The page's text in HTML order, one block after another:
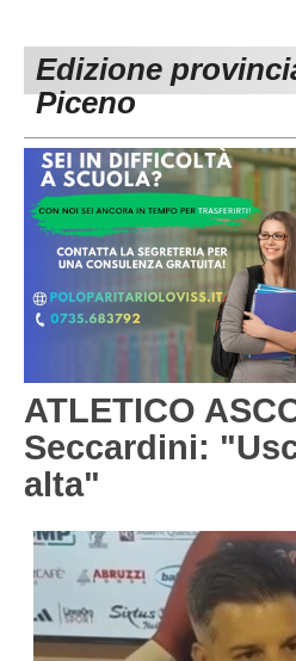
1^ CATEGORIA
3^ CATEGORIA
GIOVANILI
Edizione
Piceno
ATLETICO
Seccardini:
alta"